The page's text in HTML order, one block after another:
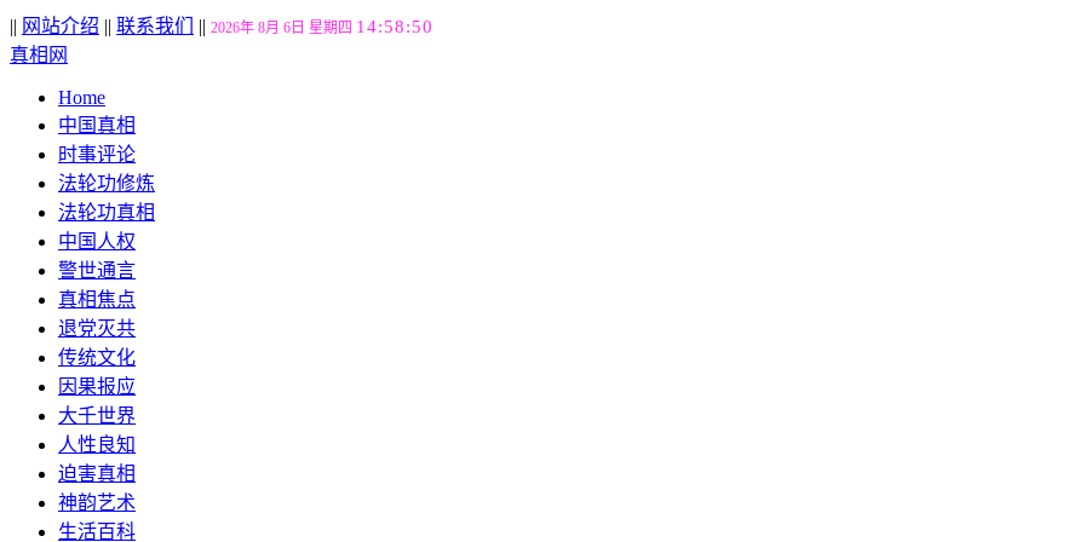
|| 网站介绍 || 联系我们 || 2026年 8月 6日 星期四 14:58:51
真相网
Home
中国真相
时事评论
法轮功修炼
法轮功真相
中国人权
警世通言
真相焦点
退党灭共
传统文化
因果报应
大千世界
人性良知
迫害真相
神韵艺术
生活百科